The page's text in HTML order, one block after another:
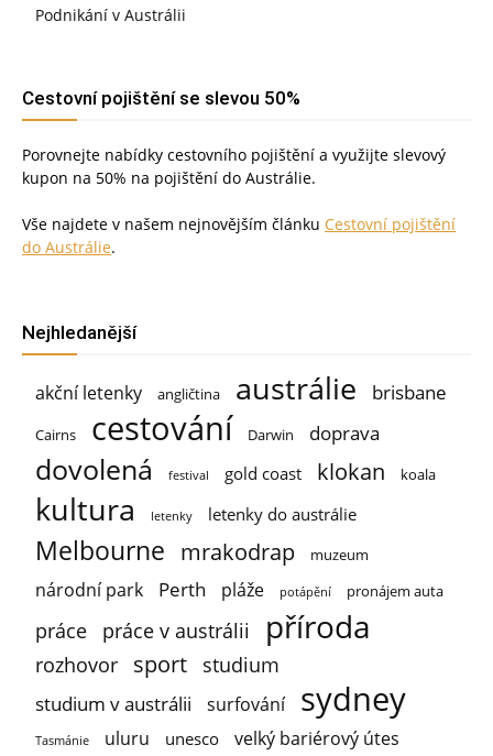
Podnikání v Austrálii
Cestovní pojištění se slevou 50%
Porovnejte nabídky cestovního pojištění a využijte slevový
kupon na 50% na pojištění do Austrálie.
Vše najdete v našem nejnovějším článku Cestovní pojištění
do Austrálie.
Nejhledanější
akční letenky angličtina austrálie brisbane
Cairns cestování Darwin doprava
dovolená festival gold coast klokan koala
kultura letenky letenky do austrálie
Melbourne mrakodrap muzeum
národní park Perth pláže potápění pronájem auta
práce práce v austrálii příroda
rozhovor sport studium
studium v austrálii surfování sydney
Tasmánie uluru unesco velký bariérový útes